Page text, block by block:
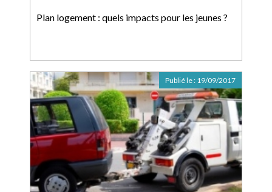
Plan logement : quels impacts pour les jeunes ?
Publié le : 19/09/2017